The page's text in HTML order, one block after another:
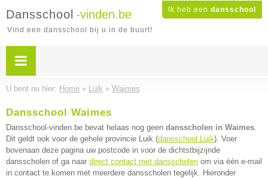
Ik heb een dansschool
Dansschool -vinden.be
Vind een dansschool bij u in de buurt!
U bent nu hier: Home » Luik » Waimes
Dansschool Waimes
Dansschool-vinden.be bevat helaas nog geen dansscholen in Waimes.
Dit geldt ook voor de gehele provincie Luik (dansschool Luik). Voer
bovenaan deze pagina uw postcode in voor de dichtstbijzijnde
dansscholen of ga naar direct contact met dansscholen om via één e-mail
in contact te komen met meerdere dansscholen tegelijk. Hieronder